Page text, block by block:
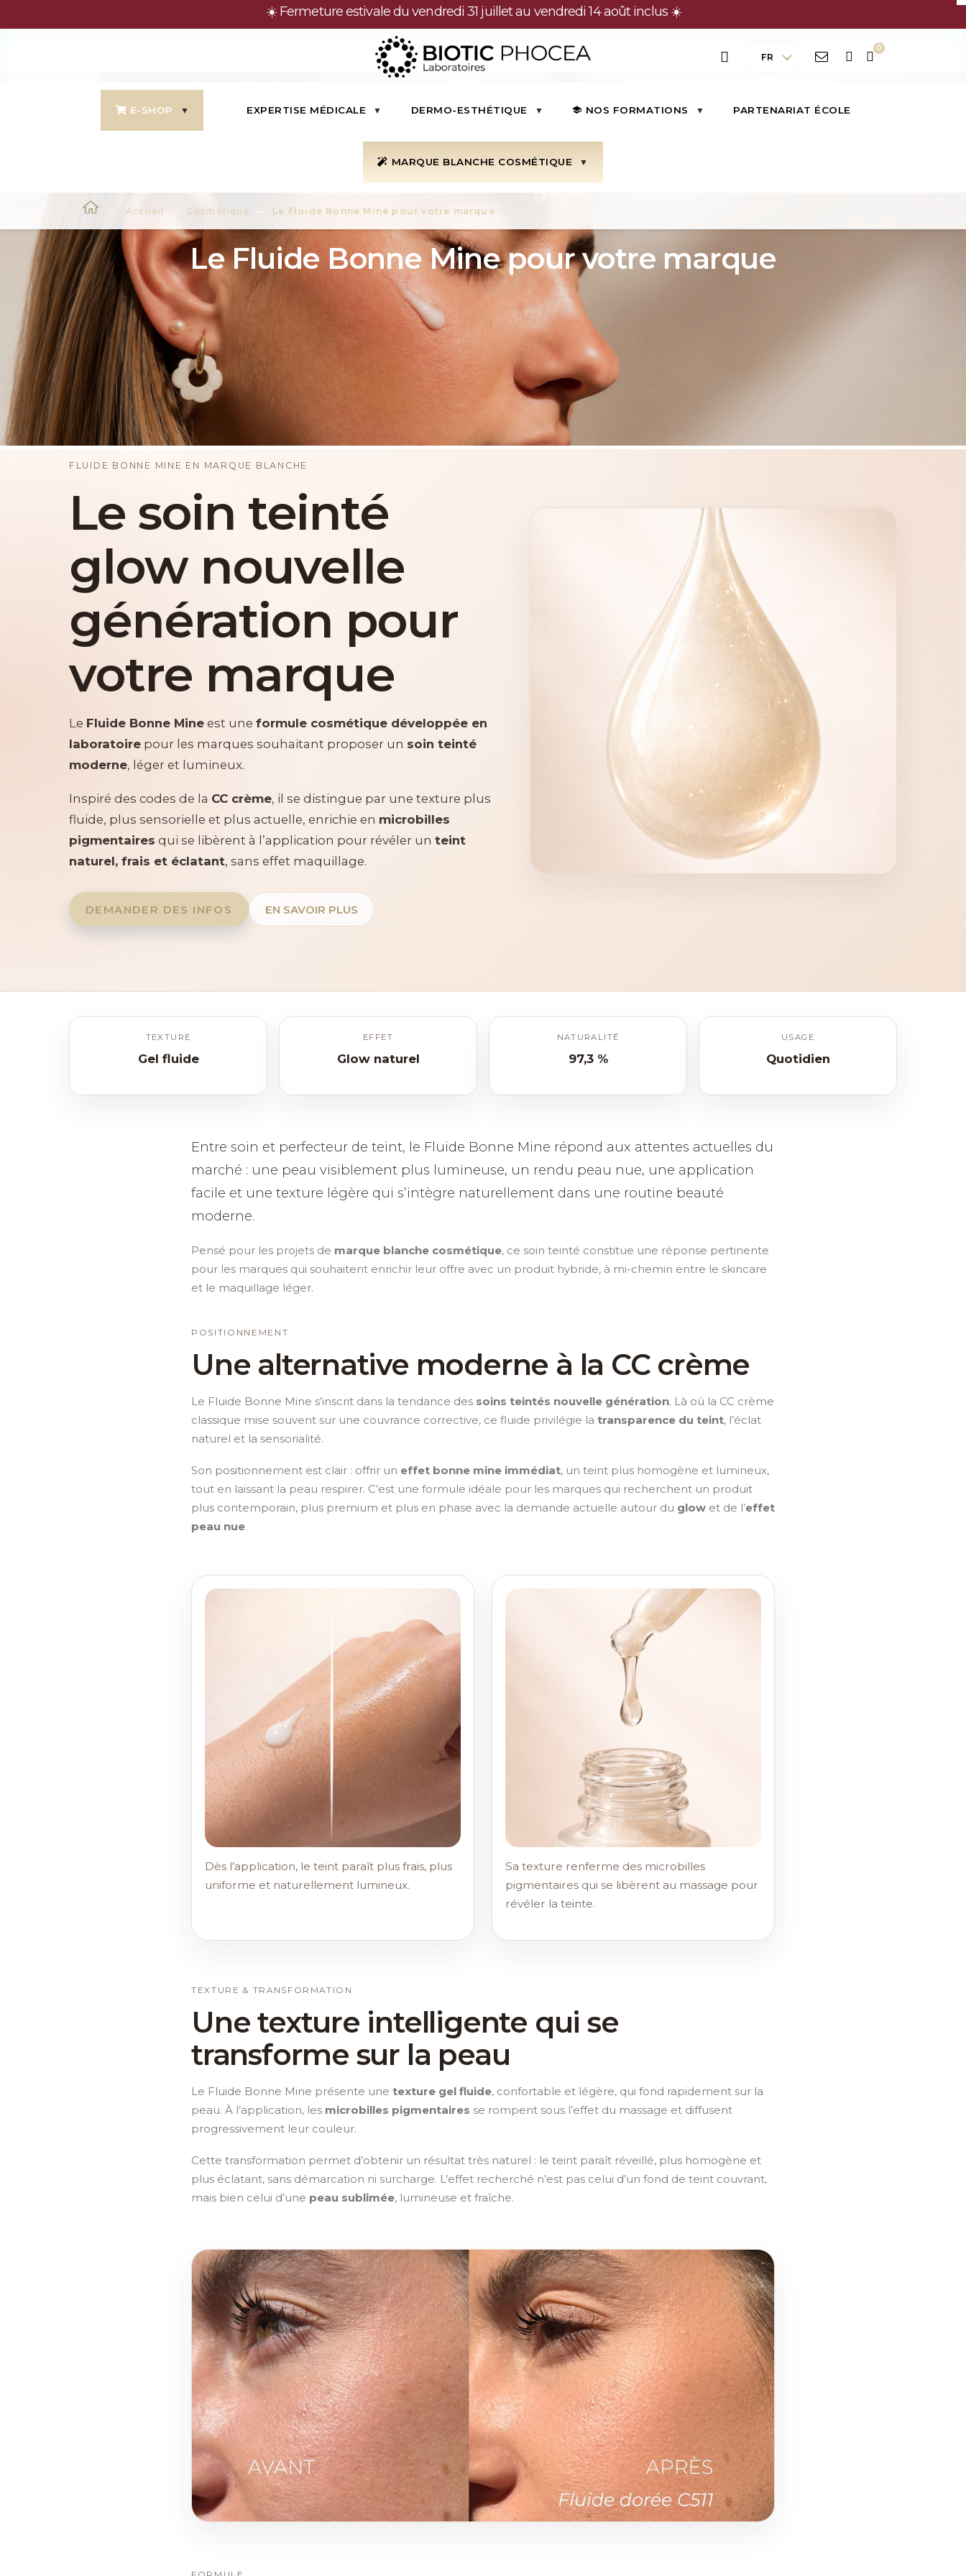
☀️ Fermeture estivale du vendredi 31 juillet au vendredi 14 août inclus ☀️
FR
E-SHOP EXPERTISE MÉDICALE DERMO-ESTHÉTIQUE NOS FORMATIONS PARTENARIAT ÉCOLE
MARQUE BLANCHE COSMÉTIQUE
Accueil Cosmétique Le Fluide Bonne Mine pour votre marque
Le Fluide Bonne Mine pour votre marque
FLUIDE BONNE MINE EN MARQUE BLANCHE
Le soin teinté
glow nouvelle
génération pour
votre marque
Le Fluide Bonne Mine est une formule cosmétique développée en
laboratoire pour les marques souhaitant proposer un soin teinté
moderne, léger et lumineux.
Inspiré des codes de la CC crème, il se distingue par une texture plus
fluide, plus sensorielle et plus actuelle, enrichie en microbilles
pigmentaires qui se libèrent à l’application pour révéler un teint
naturel, frais et éclatant, sans effet maquillage.
DEMANDER DES INFOS EN SAVOIR PLUS
TEXTURE
Gel fluide
EFFET
Glow naturel
NATURALITÉ
97,3 %
USAGE
Quotidien
Entre soin et perfecteur de teint, le Fluide Bonne Mine répond aux attentes actuelles du
marché : une peau visiblement plus lumineuse, un rendu peau nue, une application
facile et une texture légère qui s’intègre naturellement dans une routine beauté
moderne.
Pensé pour les projets de marque blanche cosmétique, ce soin teinté constitue une réponse pertinente
pour les marques qui souhaitent enrichir leur offre avec un produit hybride, à mi-chemin entre le skincare
et le maquillage léger.
POSITIONNEMENT
Une alternative moderne à la CC crème
Le Fluide Bonne Mine s’inscrit dans la tendance des soins teintés nouvelle génération. Là où la CC crème
classique mise souvent sur une couvrance corrective, ce fluide privilégie la transparence du teint, l’éclat
naturel et la sensorialité.
Son positionnement est clair : offrir un effet bonne mine immédiat, un teint plus homogène et lumineux,
tout en laissant la peau respirer. C’est une formule idéale pour les marques qui recherchent un produit
plus contemporain, plus premium et plus en phase avec la demande actuelle autour du glow et de l’effet
peau nue.
Dès l’application, le teint paraît plus frais, plus
uniforme et naturellement lumineux.
Sa texture renferme des microbilles
pigmentaires qui se libèrent au massage pour
révéler la teinte.
TEXTURE & TRANSFORMATION
Une texture intelligente qui se
transforme sur la peau
Le Fluide Bonne Mine présente une texture gel fluide, confortable et légère, qui fond rapidement sur la
peau. À l’application, les microbilles pigmentaires se rompent sous l’effet du massage et diffusent
progressivement leur couleur.
Cette transformation permet d’obtenir un résultat très naturel : le teint paraît réveillé, plus homogène et
plus éclatant, sans démarcation ni surcharge. L’effet recherché n’est pas celui d’un fond de teint couvrant,
mais bien celui d’une peau sublimée, lumineuse et fraîche.